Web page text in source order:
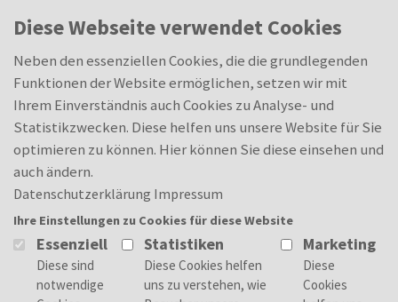
Merkliste
Merkliste
0
Diese Webseite verwendet Cookies
Neben den essenziellen Cookies, die die grundlegenden
Funktionen der Website ermöglichen, setzen wir mit
Ihrem Einverständnis auch Cookies zu Analyse- und
Statistikzwecken. Diese helfen uns unsere Website für Sie
optimieren zu können. Hier können Sie diese einsehen und
auch ändern.
Datenschutzerklärung Impressum
Ihre Einstellungen zu Cookies für diese Website
Essenziell Statistiken Marketing
Orientierungssemester (m/w/d)
Deine Aufgaben
…dich vor der Festlegung auf einen
Studiengang orientieren und ausprobieren
und erst dann die richtige Entscheidung
treffen.
Dein Profil